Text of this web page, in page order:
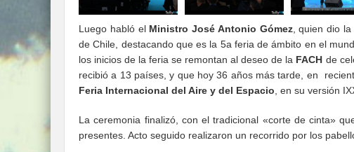
Luego habló el Ministro José Antonio Gómez, quien dio la
de Chile, destacando que es la 5a feria de ámbito en el
los inicios de la feria se remontan al deseo de la FACH de
recibió a 13 países, y que hoy 36 años más tarde, en
Feria Internacional del Aire y del Espacio , en su versión
La ceremonia finalizó, con el tradicional «corte de cinta»
presentes. Acto seguido realizaron un recorrido por los